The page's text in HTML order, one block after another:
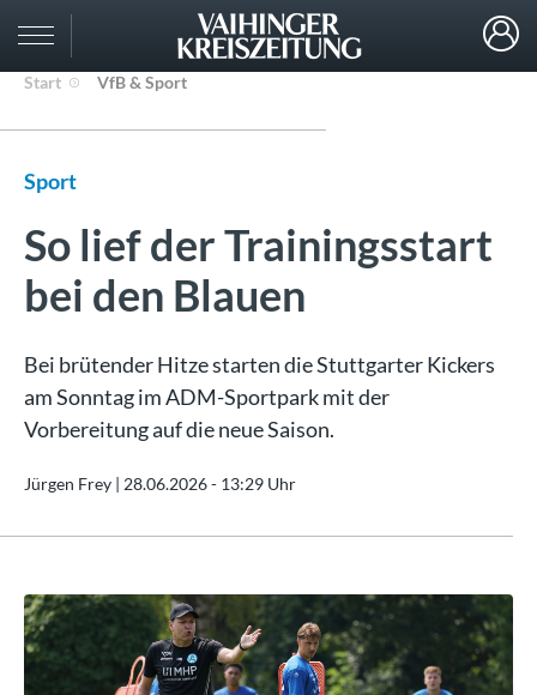
Start VfB & Sport
Sport
So lief der Trainingsstart
bei den Blauen
Bei brütender Hitze starten die Stuttgarter Kickers
am Sonntag im ADM-Sportpark mit der
Vorbereitung auf die neue Saison.
Jürgen Frey | 28.06.2026 - 13:29 Uhr